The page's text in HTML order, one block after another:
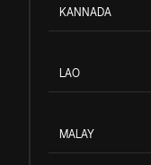
KANNADA
LAO
MALAY